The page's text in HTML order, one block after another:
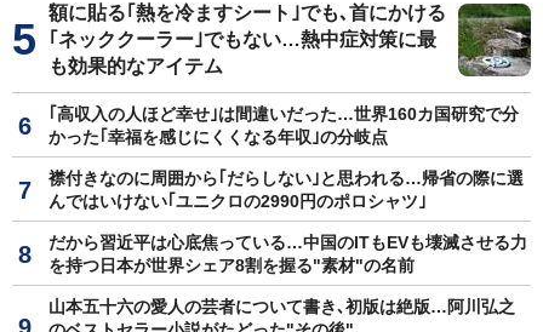
額に貼る｢熱を冷ますシート｣でも､首にかける
｢ネッククーラー｣でもない…熱中症対策に最
も効果的なアイテム
｢高収入の人ほど幸せ｣は間違いだった…世界160カ国研究で分
かった｢幸福を感じにくくなる年収｣の分岐点
襟付きなのに周囲から｢だらしない｣と思われる…帰省の際に選
んではいけない｢ユニクロの2990円のポロシャツ｣
だから習近平は心底焦っている…中国のITもEVも壊滅させる力
を持つ日本が世界シェア8割を握る"素材"の名前
山本五十六の愛人の芸者について書き､初版は絶版…阿川弘之